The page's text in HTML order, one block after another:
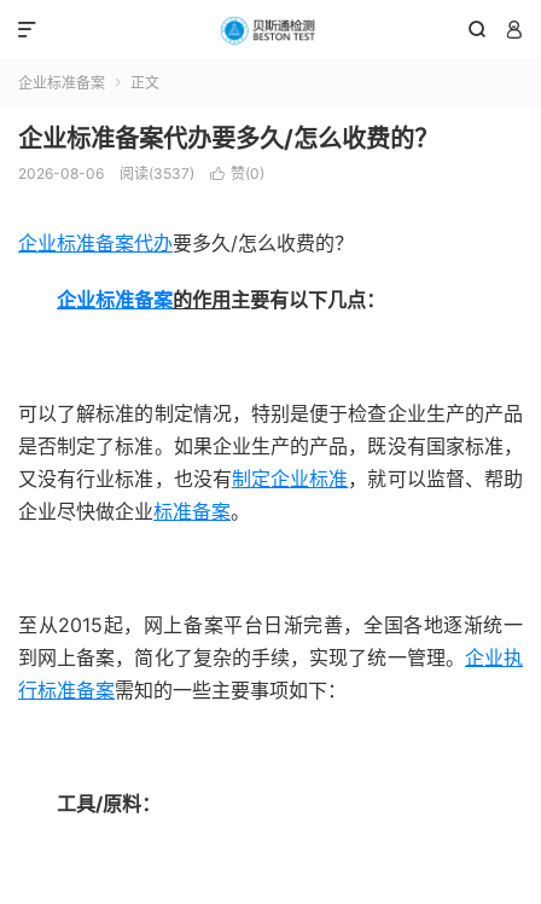
 

企业标准备案  正文
企业标准备案代办要多久/怎么收费的？
2026-08-06 阅读(3537)  赞(0)
企业标准备案代办要多久/怎么收费的？
企业标准备案的作用 主要有以下几点：
可以了解标准的制定情况，特别是便于检查企业生产的产品
是否制定了标准。如果企业生产的产品，既没有国家标准，
又没有行业标准，也没有制定企业标准，就可以监督、帮助
企业尽快做企业标准备案。
至从2015起，网上备案平台日渐完善，全国各地逐渐统一
到网上备案，简化了复杂的手续，实现了统一管理。 企业执
行标准备案需知的一些主要事项如下：
工具/原料：